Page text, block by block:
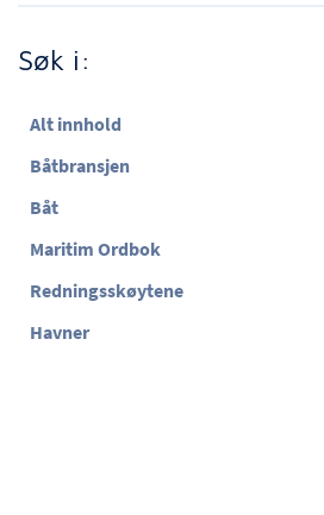
Søk i:
Alt innhold
Båtbransjen
Båt
Maritim Ordbok
Redningsskøytene
Havner